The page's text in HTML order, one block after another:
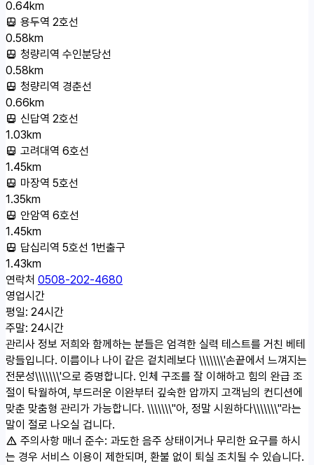
0.64km
용두역 2호선
0.58km
청량리역 수인분당선
0.58km
청량리역 경춘선
0.66km
신답역 2호선
1.03km
고려대역 6호선
1.45km
마장역 5호선
1.35km
안암역 6호선
1.45km
답십리역 5호선 1번출구
1.43km
연락처 0508-202-4680
영업시간
평일: 24시간
주말: 24시간
관리사 정보 저희와 함께하는 분들은 엄격한 실력 테스트를 거친 베테
랑들입니다. 이름이나 나이 같은 겉치레보다 \\\\\\\'손끝에서 느껴지는
전문성\\\\\\\'으로 증명합니다. 인체 구조를 잘 이해하고 힘의 완급 조
절이 탁월하여, 부드러운 이완부터 깊숙한 압까지 고객님의 컨디션에
맞춘 맞춤형 관리가 가능합니다. \\\\\\\"아, 정말 시원하다\\\\\\\"라는
말이 절로 나오실 겁니다.
주의사항 매너 준수: 과도한 음주 상태이거나 무리한 요구를 하시
는 경우 서비스 이용이 제한되며, 환불 없이 퇴실 조치될 수 있습니다.